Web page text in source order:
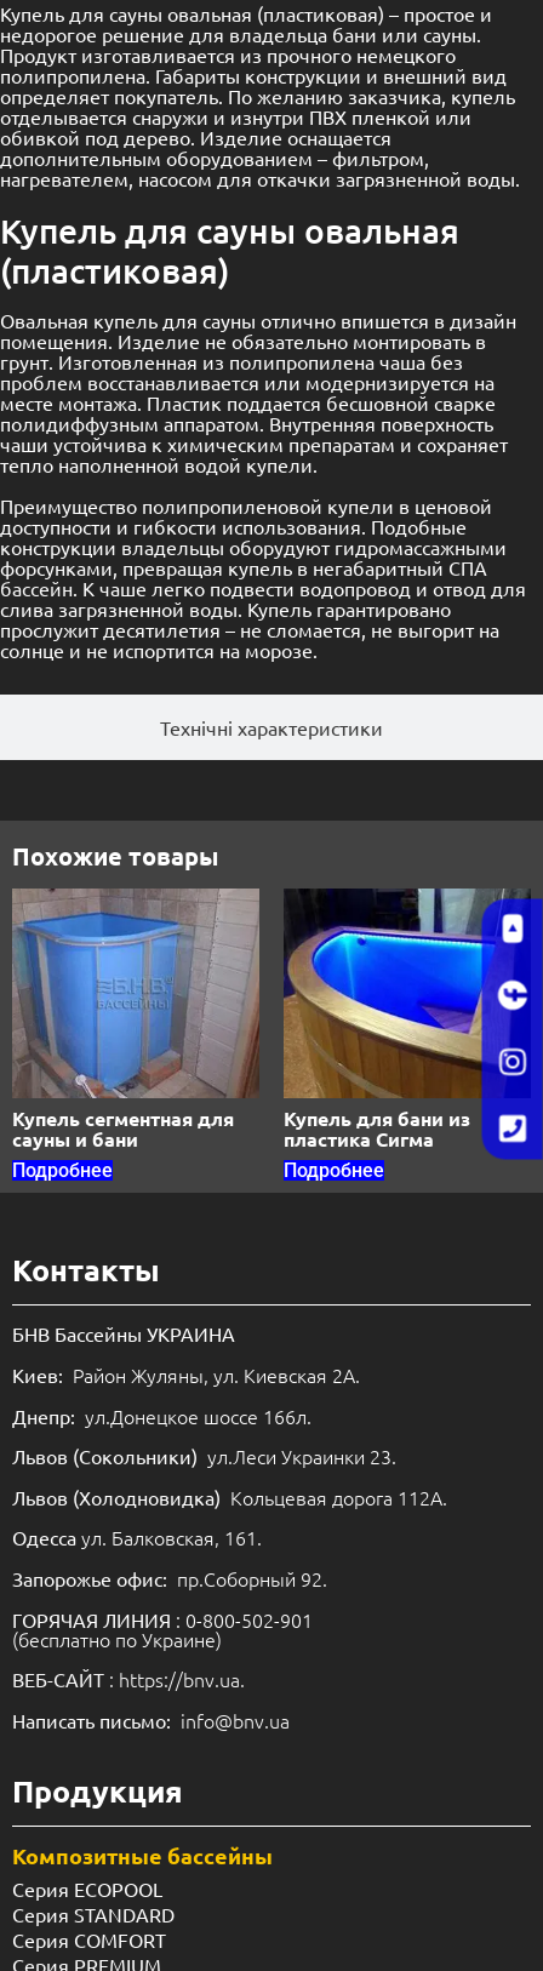
Технічні характеристики
Купель для сауны овальная (пластиковая) – простое и
недорогое решение для владельца бани или сауны.
Продукт изготавливается из прочного немецкого
полипропилена. Габариты конструкции и внешний вид
определяет покупатель. По желанию заказчика, купель
отделывается снаружи и изнутри ПВХ пленкой или
обивкой под дерево. Изделие оснащается
дополнительным оборудованием – фильтром,
нагревателем, насосом для откачки загрязненной воды.
Купель для сауны овальная
(пластиковая)
Овальная купель для сауны отлично впишется в дизайн
помещения. Изделие не обязательно монтировать в
грунт. Изготовленная из полипропилена чаша без
проблем восстанавливается или модернизируется на
месте монтажа. Пластик поддается бесшовной сварке
полидиффузным аппаратом. Внутренняя поверхность
чаши устойчива к химическим препаратам и сохраняет
тепло наполненной водой купели.
Преимущество полипропиленовой купели в ценовой
доступности и гибкости использования. Подобные
конструкции владельцы оборудуют гидромассажными
форсунками, превращая купель в негабаритный СПА
бассейн. К чаше легко подвести водопровод и отвод для
слива загрязненной воды. Купель гарантировано
прослужит десятилетия – не сломается, не выгорит на
солнце и не испортится на морозе.
Похожие товары
Купель сегментная для
сауны и бани
Подробнее
Купель для бани из
пластика Сигма
Подробнее
Контакты
БНВ Бассейны УКРАИНА
Киев: Район Жуляны, ул. Киевская 2А.
Днепр: ул.Донецкое шоссе 166л.
Львов (Сокольники) ул.Леси Украинки 23.
Львов (Холодновидка) Кольцевая дорога 112А.
Одесса ул. Балковская, 161.
Запорожье офис: пр.Соборный 92.
ГОРЯЧАЯ ЛИНИЯ : 0-800-502-901
(бесплатно по Украине)
ВЕБ-САЙТ : https://bnv.ua.
Написать письмо: info@bnv.ua
Продукция
Композитные бассейны
Серия ECOPOOL
Серия STANDARD
Серия COMFORT
Серия PREMIUM